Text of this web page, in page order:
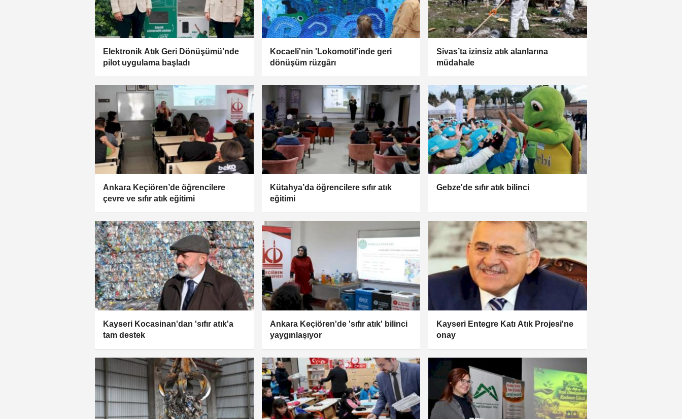
Elektronik Atık Geri Dönüşümü'nde
pilot uygulama başladı
Kocaeli'nin 'Lokomotif'inde geri
dönüşüm rüzgârı
Sivas’ta izinsiz atık alanlarına
müdahale
Ankara Keçiören’de öğrencilere
çevre ve sıfır atık eğitimi
Kütahya’da öğrencilere sıfır atık
eğitimi
Gebze'de sıfır atık bilinci
Kayseri Kocasinan'dan 'sıfır atık'a
tam destek
Ankara Keçiören'de 'sıfır atık' bilinci
yaygınlaşıyor
Kayseri Entegre Katı Atık Projesi'ne
onay